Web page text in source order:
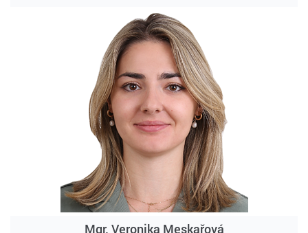
Mgr. Veronika Meskařová